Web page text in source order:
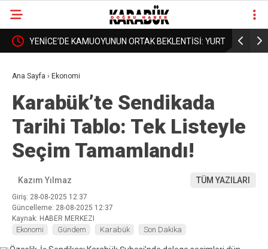
YENİCE’DE KAMUOYUNUN ORTAK BEKLENTİSİ: YURT
Ana Sayfa › Ekonomi
Karabük’te Sendikada
Tarihi Tablo: Tek Listeyle
Seçim Tamamlandı!
Kazım Yılmaz TÜM YAZILARI
Giriş: 28-08-2025 12:37
Güncelleme: 28-08-2025 12:37
Kaynak: HABER MERKEZI
Ekonomi Gündem Karabük Son Dakika